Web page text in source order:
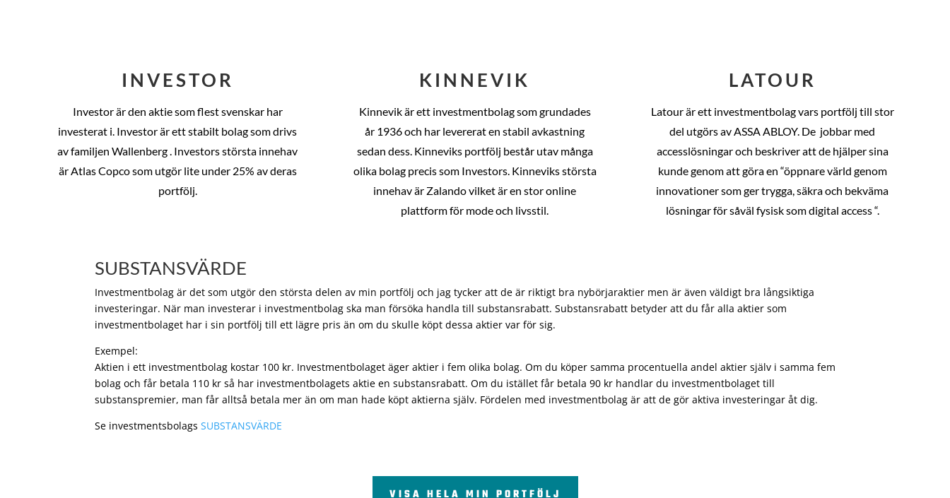
INVESTOR
Investor är den aktie som flest svenskar har
investerat i. Investor är ett stabilt bolag som drivs
av familjen Wallenberg . Investors största innehav
är Atlas Copco som utgör lite under 25% av deras
portfölj.
KINNEVIK
Kinnevik är ett investmentbolag som grundades
år 1936 och har levererat en stabil avkastning
sedan dess. Kinneviks portfölj består utav många
olika bolag precis som Investors. Kinneviks största
innehav är Zalando vilket är en stor online
plattform för mode och livsstil.
LATOUR
Latour är ett investmentbolag vars portfölj till stor
del utgörs av ASSA ABLOY. De jobbar med
accesslösningar och beskriver att de hjälper sina
kunde genom att göra en “öppnare värld genom
innovationer som ger trygga, säkra och bekväma
lösningar för såväl fysisk som digital access “.
SUBSTANSVÄRDE
Investmentbolag är det som utgör den största delen av min portfölj och jag tycker att de är riktigt bra nybörjaraktier men är även väldigt bra långsiktiga
investeringar. När man investerar i investmentbolag ska man försöka handla till substansrabatt. Substansrabatt betyder att du får alla aktier som
investmentbolaget har i sin portfölj till ett lägre pris än om du skulle köpt dessa aktier var för sig.
Exempel:
Aktien i ett investmentbolag kostar 100 kr. Investmentbolaget äger aktier i fem olika bolag. Om du köper samma procentuella andel aktier själv i samma fem
bolag och får betala 110 kr så har investmentbolagets aktie en substansrabatt. Om du istället får betala 90 kr handlar du investmentbolaget till
substanspremier, man får alltså betala mer än om man hade köpt aktierna själv. Fördelen med investmentbolag är att de gör aktiva investeringar åt dig.
Se investmentsbolagsSUBSTANSVÄRDE
VISA HELA MIN PORTFÖLJ